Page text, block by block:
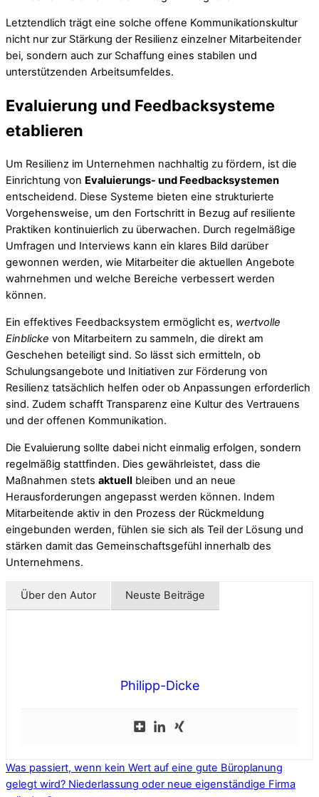
Letztendlich trägt eine solche offene Kommunikationskultur
nicht nur zur Stärkung der Resilienz einzelner Mitarbeitender
bei, sondern auch zur Schaffung eines stabilen und
unterstützenden Arbeitsumfeldes.
Evaluierung und Feedbacksysteme
etablieren
Um Resilienz im Unternehmen nachhaltig zu fördern, ist die
Einrichtung von Evaluierungs- und Feedbacksystemen
entscheidend. Diese Systeme bieten eine strukturierte
Vorgehensweise, um den Fortschritt in Bezug auf resiliente
Praktiken kontinuierlich zu überwachen. Durch regelmäßige
Umfragen und Interviews kann ein klares Bild darüber
gewonnen werden, wie Mitarbeiter die aktuellen Angebote
wahrnehmen und welche Bereiche verbessert werden
können.
Ein effektives Feedbacksystem ermöglicht es, wertvolle
Einblicke von Mitarbeitern zu sammeln, die direkt am
Geschehen beteiligt sind. So lässt sich ermitteln, ob
Schulungsangebote und Initiativen zur Förderung von
Resilienz tatsächlich helfen oder ob Anpassungen erforderlich
sind. Zudem schafft Transparenz eine Kultur des Vertrauens
und der offenen Kommunikation.
Die Evaluierung sollte dabei nicht einmalig erfolgen, sondern
regelmäßig stattfinden. Dies gewährleistet, dass die
Maßnahmen stets aktuell bleiben und an neue
Herausforderungen angepasst werden können. Indem
Mitarbeitende aktiv in den Prozess der Rückmeldung
eingebunden werden, fühlen sie sich als Teil der Lösung und
stärken damit das Gemeinschaftsgefühl innerhalb des
Unternehmens.
Über den Autor Neuste Beiträge
Philipp-Dicke
Was passiert, wenn kein Wert auf eine gute Büroplanung
gelegt wird? Niederlassung oder neue eigenständige Firma